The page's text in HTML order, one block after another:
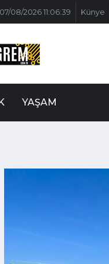
08/2026 11:06:39 Künye
YAŞAM